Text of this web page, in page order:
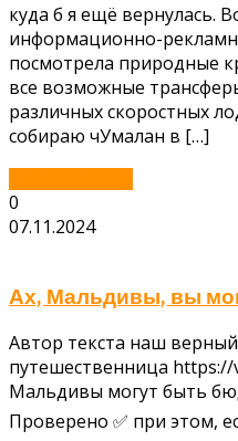
куда б я ещё вернулась.
информационно-
посмотрела природные
все возможные
различных скоростных
собираю чУмалан в […]
0
07.11.2024
Ах, Мальдивы, вы
Автор текста наш
путешественница https://
Мальдивы могут быть
Проверено ✅ при этом,